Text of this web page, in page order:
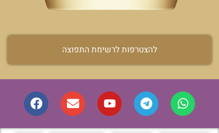
להצטרפות לרשימת התפוצה